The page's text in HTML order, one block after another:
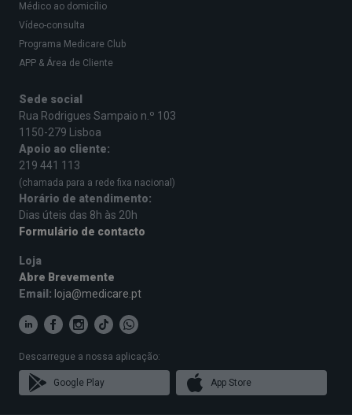
Médico ao domicílio
Vídeo-consulta
Programa Medicare Club
APP & Área de Cliente
Sede social
Rua Rodrigues Sampaio n.º 103
1150-279 Lisboa
Apoio ao cliente:
219 441 113
(chamada para a rede fixa nacional)
Horário de atendimento:
Dias úteis das 8h às 20h
Formulário de contacto
Loja
Abre Brevemente
Email: loja@medicare.pt
Descarregue a nossa aplicação:
Google Play App Store